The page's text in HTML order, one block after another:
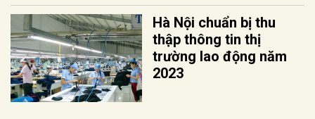
Hà Nội chuẩn bị thu
thập thông tin thị
trường lao động năm
2023